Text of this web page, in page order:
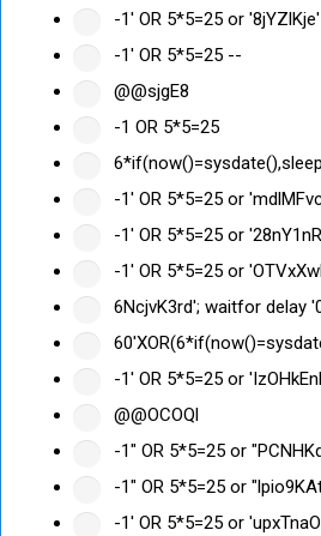
-1' OR 5*5=25 or
-1' OR 5*5=25 --
@@sjgE8
-1 OR 5*5=25
-1' OR 5*5=25 or
-1' OR 5*5=25 or
-1' OR 5*5=25 or
6NcjvK3rd'; waitfor delay
-1' OR 5*5=25 or
@@OCOQl
-1" OR 5*5=25 or
-1" OR 5*5=25 or
-1' OR 5*5=25 or